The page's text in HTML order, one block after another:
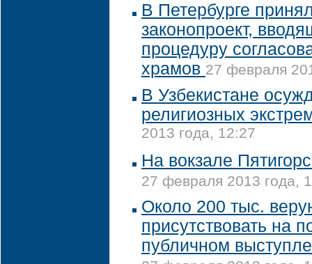
В Петербурге
законопроект,
процедуру
храмов 27 февраля
В Узбекистане
религиозных
2013 года, 12:27
На вокзале
27 февраля 2013 года,
Около 200 тыс.
присутствовать на
публичном